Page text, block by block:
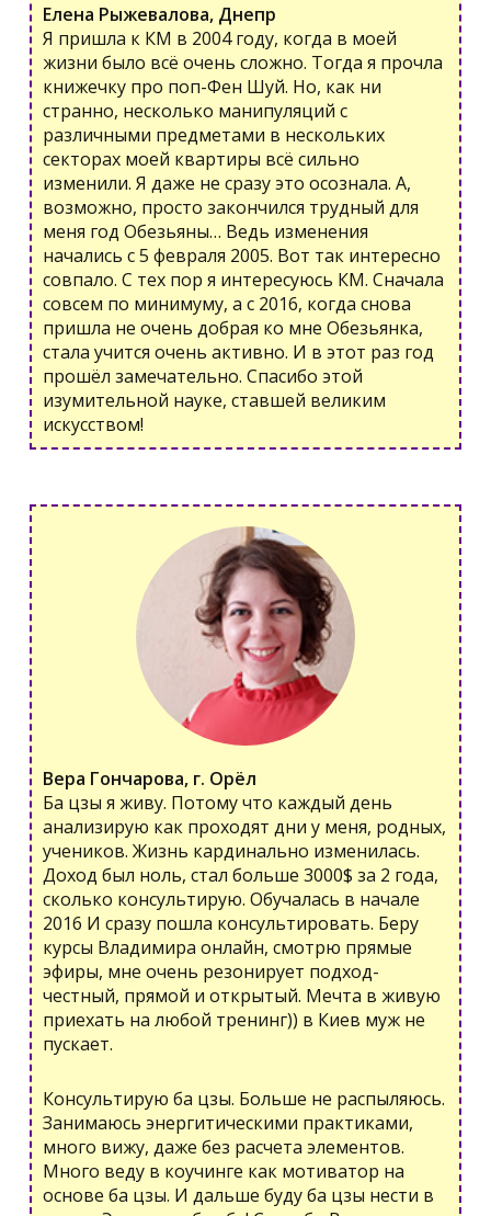
Елена Рыжевалова, Днепр
Я пришла к КМ в 2004 году, когда в моей
жизни было всё очень сложно. Тогда я прочла
книжечку про поп-Фен Шуй. Но, как ни
странно, несколько манипуляций с
различными предметами в нескольких
секторах моей квартиры всё сильно
изменили. Я даже не сразу это осознала. А,
возможно, просто закончился трудный для
меня год Обезьяны… Ведь изменения
начались с 5 февраля 2005. Вот так интересно
совпало. С тех пор я интересуюсь КМ. Сначала
совсем по минимуму, а с 2016, когда снова
пришла не очень добрая ко мне Обезьянка,
стала учится очень активно. И в этот раз год
прошёл замечательно. Спасибо этой
изумительной науке, ставшей великим
искусством!
Вера Гончарова, г. Орёл
Ба цзы я живу. Потому что каждый день
анализирую как проходят дни у меня, родных,
учеников. Жизнь кардинально изменилась.
Доход был ноль, стал больше 3000$ за 2 года,
сколько консультирую. Обучалась в начале
2016 И сразу пошла консультировать. Беру
курсы Владимира онлайн, смотрю прямые
эфиры, мне очень резонирует подход-
честный, прямой и открытый. Мечта в живую
приехать на любой тренинг)) в Киев муж не
пускает.
Консультирую ба цзы. Больше не распыляюсь.
Занимаюсь энергитическими практиками,
много вижу, даже без расчета элементов.
Много веду в коучинге как мотиватор на
основе ба цзы. И дальше буду ба цзы нести в